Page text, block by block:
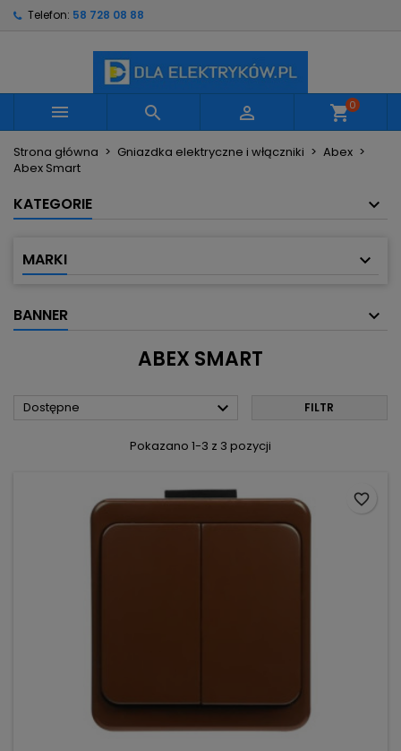
Telefon: 58 728 08 88
   shopping_cart0
Strona główna Gniazdka elektryczne i włączniki
Abex
Abex Smart
KATEGORIE
MARKI
BANNER
ABEX SMART
Dostępne  FILTR
Pokazano 1-3 z 3 pozycji
favorite_border
Utwórz nową listę
((confirmMessage))
Nazwa listy życzeń
Musisz być zalogowany by zapisać produkty na
swojej liście życzeń.
Anuluj Zaloguj się